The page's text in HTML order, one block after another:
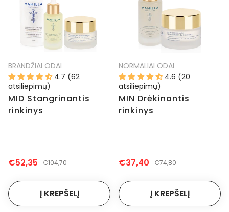
BRANDŽIAI ODAI
4.7 (62
atsiliepimų)
MID Stangrinantis
rinkinys
€52,35 €104,70
NORMALIAI ODAI
4.6 (20
atsiliepimų)
MIN Drėkinantis
rinkinys
€37,40 €74,80